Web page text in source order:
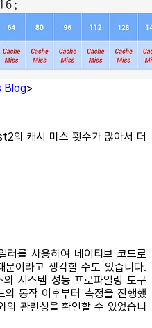
Blog>
의 캐시 미스 횟수가 많아서 더
를 사용하여 네이티브 코드로
이라고 생각할 수도 있습니다.
시스템 성능 프로파일링 도구
의 동작 이후부터 측정을 진행했
관련성을 확인할 수 있었습니